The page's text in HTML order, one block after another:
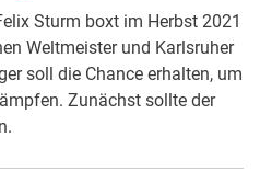
Sturm boxt im Herbst 2021
Weltmeister und Karlsruher
soll die Chance erhalten, um
Zunächst sollte der